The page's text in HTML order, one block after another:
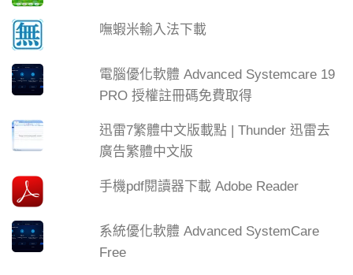
嘸蝦米輸入法下載
電腦優化軟體 Advanced Systemcare 19
PRO 授權註冊碼免費取得
迅雷7繁體中文版載點 | Thunder 迅雷去
廣告繁體中文版
手機pdf閱讀器下載 Adobe Reader
系統優化軟體 Advanced SystemCare
Free